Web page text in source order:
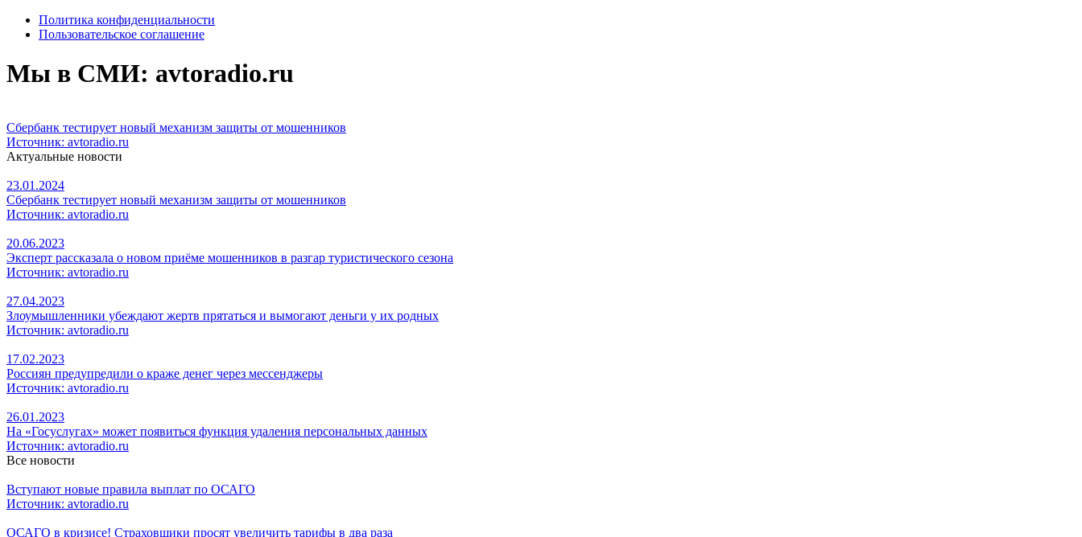
Политика конфиденциальности
Пользовательское соглашение
Мы в СМИ: avtoradio.ru
Сбербанк тестирует новый механизм защиты от мошенников
Источник: avtoradio.ru
Актуальные новости
23.01.2024
Сбербанк тестирует новый механизм защиты от мошенников
Источник: avtoradio.ru
20.06.2023
Эксперт рассказала о новом приёме мошенников в разгар туристического сезона
Источник: avtoradio.ru
27.04.2023
Злоумышленники убеждают жертв прятаться и вымогают деньги у их родных
Источник: avtoradio.ru
17.02.2023
Россиян предупредили о краже денег через мессенджеры
Источник: avtoradio.ru
26.01.2023
На «Госуслугах» может появиться функция удаления персональных данных
Источник: avtoradio.ru
Все новости
Вступают новые правила выплат по ОСАГО
Источник: avtoradio.ru
ОСАГО в кризисе! Страховщики просят увеличить тарифы в два раза